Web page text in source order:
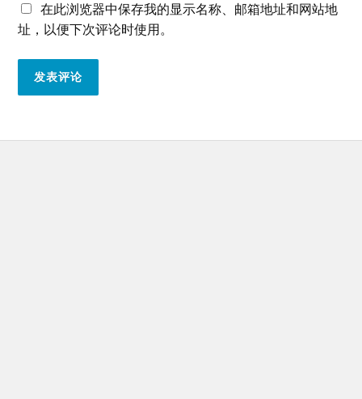
在此浏览器中保存我的显示名称、邮箱地址和网站地
址，以便下次评论时使用。